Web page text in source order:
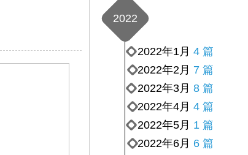
2022
2022年6月 6 篇
2022年5月 1 篇
2022年4月 4 篇
2022年3月 8 篇
2022年2月 7 篇
2022年1月 4 篇